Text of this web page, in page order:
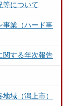
等について
事業（ハード事
する年次報告
域（潟上市）